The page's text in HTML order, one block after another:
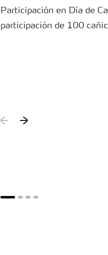
Participación en Día de
participación de 100